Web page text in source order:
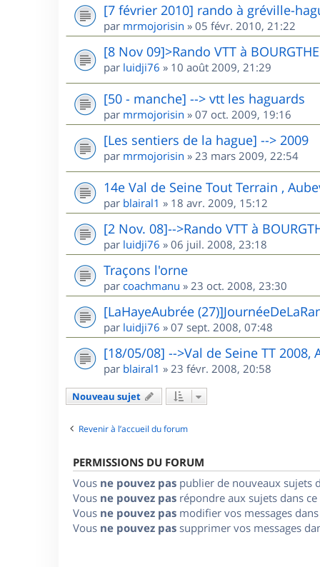
[7 février 2010] rando à gréville-
par mrmojorisin » 05 févr. 2010, 21:22
[8 Nov 09]>Rando VTT à
par luidji76 » 10 août 2009, 21:29
[50 - manche] --> vtt les haguards
par mrmojorisin » 07 oct. 2009, 19:16
[Les sentiers de la hague] --> 2009
par mrmojorisin » 23 mars 2009, 22:54
14e Val de Seine Tout Terrain ,
par blairal1 » 18 avr. 2009, 15:12
[2 Nov. 08]-->Rando VTT à
par luidji76 » 06 juil. 2008, 23:18
Traçons l'orne
par coachmanu » 23 oct. 2008, 23:30
[LaHayeAubrée
par luidji76 » 07 sept. 2008, 07:48
[18/05/08] -->Val de Seine TT 2008,
par blairal1 » 23 févr. 2008, 20:58
Nouveau sujet
Revenir à l’accueil du forum
PERMISSIONS DU FORUM
Vous ne pouvez pas publier de nouveaux sujets
Vous ne pouvez pas répondre aux sujets dans
Vous ne pouvez pas modifier vos messages
Vous ne pouvez pas supprimer vos messages